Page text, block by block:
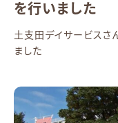
を行いました
土支田デイサービスさ
ました